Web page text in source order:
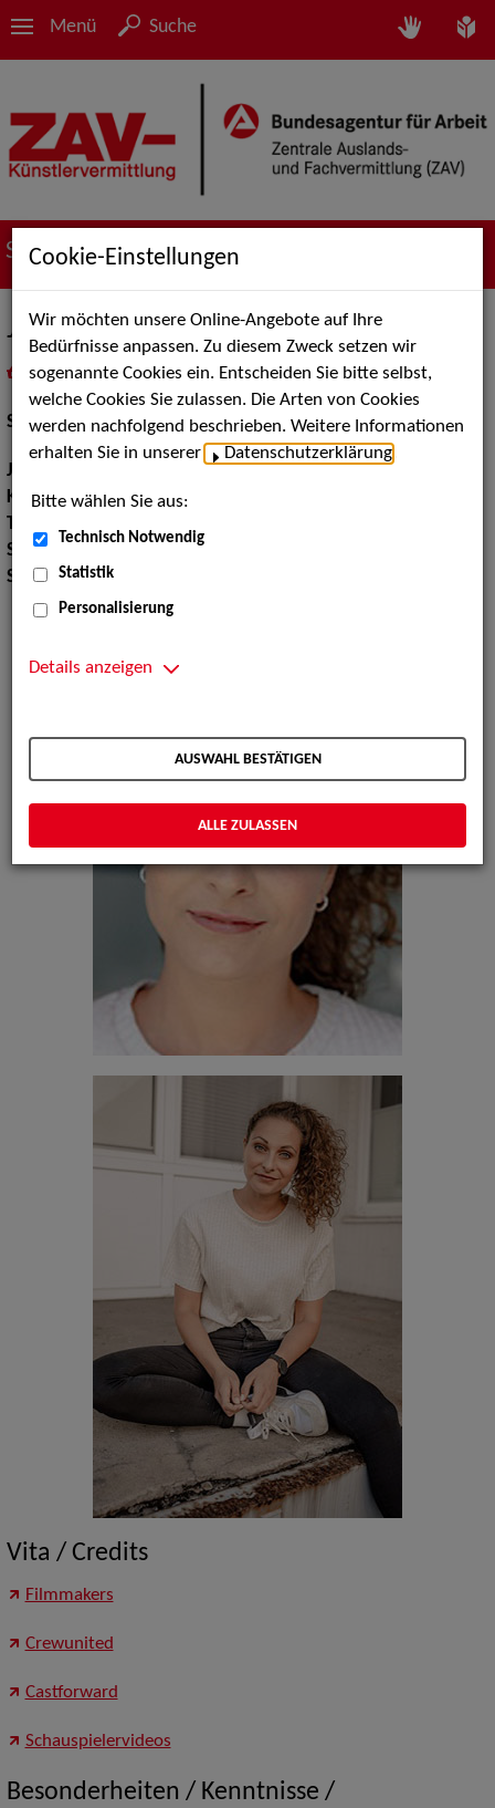
Menü Suche
Suche nach Künstler*innen
Jana Rahma
als PDF speichern
inMeine Merklistelegen
Schauspiel:Film und TV
Jahrgang:
Körpergröße:167 cm
Tanz:
Sport:
Yoga, Volleyballspielen
Sprachen:Englisch, Französisch
Vita / Credits
Filmmakers
Crewunited
Castforward
Schauspielervideos
Besonderheiten / Kenntnisse /
Cookie-Einstellungen
Wir möchten unsere Online-Angebote auf Ihre
Bedürfnisse anpassen. Zu diesem Zweck setzen wir
sogenannte Cookies ein. Entscheiden Sie bitte selbst,
welche Cookies Sie zulassen. Die Arten von Cookies
werden nachfolgend beschrieben. Weitere Informationen
erhalten Sie in unserer
Datenschutzerklärung
Bitte wählen Sie aus:
Technisch Notwendig
Statistik
Personalisierung
Details anzeigen
AUSWAHL BESTÄTIGEN
ALLE ZULASSEN